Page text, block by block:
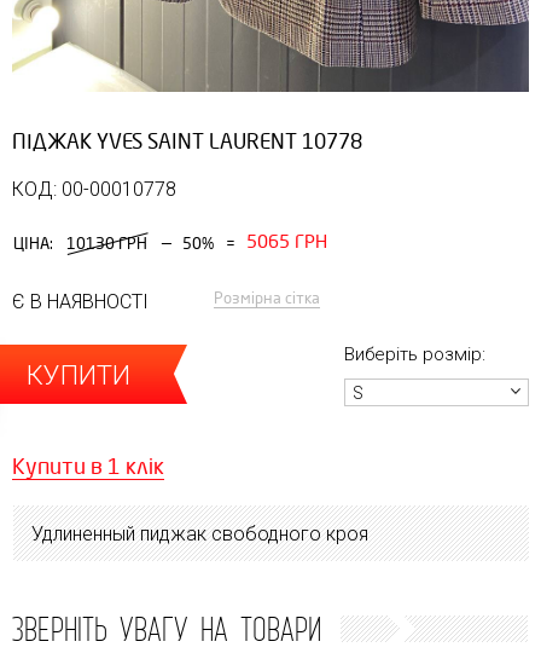
ПІДЖАК YVES SAINT LAURENT 10778
КОД: 00-00010778
ЦІНА: 10130 ГРН — 50% = 5065 ГРН
Є В НАЯВНОСТІ Розмірна сітка
КУПИТИ
Виберіть розмір:
S
Купити в 1 клік
Удлиненный пиджак свободного кроя
ЗВЕРНІТЬ УВАГУ НА ТОВАРИ